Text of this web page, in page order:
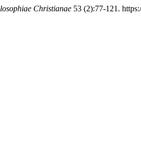
Christianae 53 (2):77-121.